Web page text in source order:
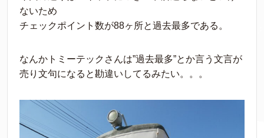
ないため
チェックポイント数が88ヶ所と過去最多である。
なんかトミーテックさんは”過去最多”とか言う文言が
売り文句になると勘違いしてるみたい。。。